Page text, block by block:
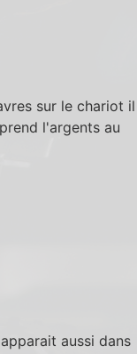
sur le chariot il
l'argents au
aussi dans